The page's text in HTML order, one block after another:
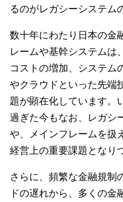
るのがレガシーシステム
数十年にわたり日本の金
レームや基幹システムは
コストの増加、システム
やクラウドといった先端
題が顕在化しています。
過ぎた今もなお、レガシ
や、メインフレームを扱
経営上の重要課題となり
さらに、頻繁な金融規制
ドの遅れから、多くの金